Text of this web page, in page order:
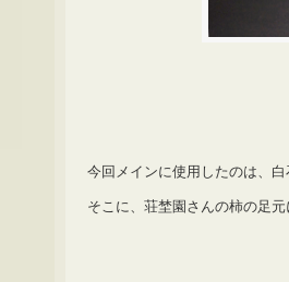
今回メインに使用したのは、
そこに、荘埜園さんの柿の足